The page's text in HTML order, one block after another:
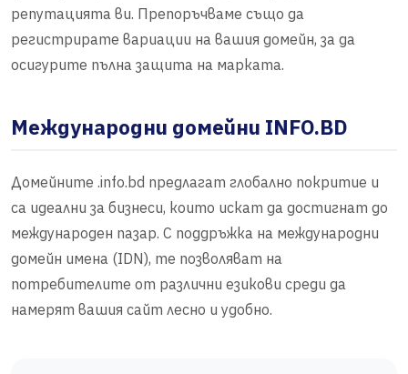
репутацията ви. Препоръчваме също да
регистрирате вариации на вашия домейн, за да
осигурите пълна защита на марката.
Международни домейни INFO.BD
Домейните .info.bd предлагат глобално покритие и
са идеални за бизнеси, които искат да достигнат до
международен пазар. С поддръжка на международни
домейн имена (IDN), те позволяват на
потребителите от различни езикови среди да
намерят вашия сайт лесно и удобно.